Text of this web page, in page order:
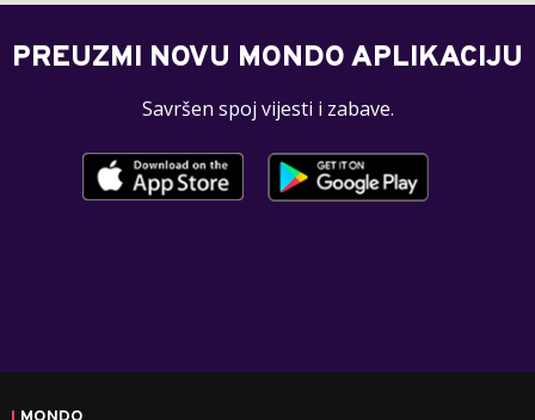
PREUZMI NOVU MONDO APLIKACIJU
Savršen spoj vijesti i zabave.